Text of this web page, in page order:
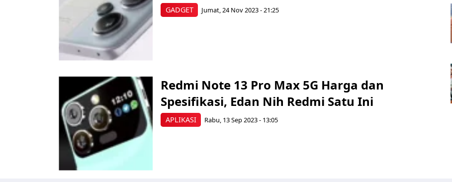
GADGET Jumat, 24 Nov 2023 - 21:25
APLIKASI
Redmi Note 13 Pro Max 5G Harga dan
Spesifikasi, Edan Nih Redmi Satu Ini
Rabu, 13 Sep 2023 - 13:05